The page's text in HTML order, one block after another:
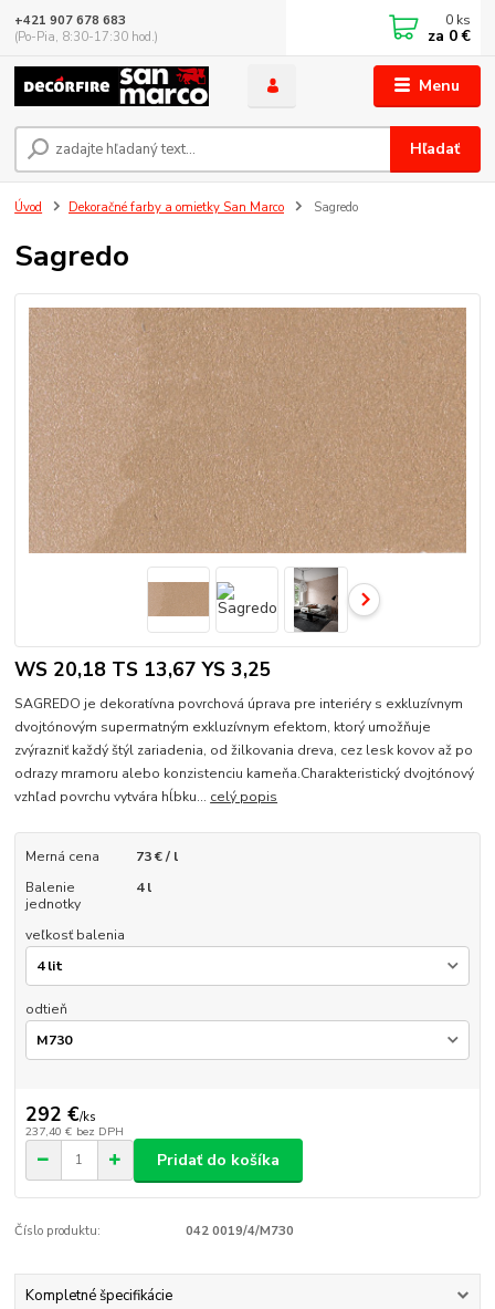
Menu
Hľadať
+421 907 678 683
(Po-Pia, 8:30-17:30 hod.)
0 ks
za 0 €
Úvod Dekoračné farby a omietky San Marco Sagredo
Sagredo
WS 20,18 TS 13,67 YS 3,25
SAGREDO je dekoratívna povrchová úprava pre interiéry s exkluzívnym
dvojtónovým supermatným exkluzívnym efektom, ktorý umožňuje
zvýrazniť každý štýl zariadenia, od žilkovania dreva, cez lesk kovov až po
odrazy mramoru alebo konzistenciu kameňa.Charakteristický dvojtónový
vzhľad povrchu vytvára hĺbku... celý popis
Merná cena
73 € / l
Balenie
jednotky
4 l
veľkosť balenia
odtieň
292 €/ks
237,40 € bez DPH
Pridať do košíka
Číslo produktu: 042 0019/4/M730
Kompletné špecifikácie